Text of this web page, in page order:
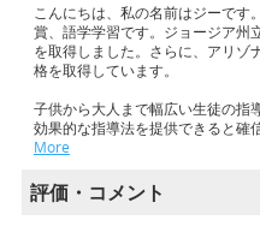
こんにちは、私の名前はジーです
賞、語学学習です。ジョージア州
を取得しました。さらに、アリゾ
格を取得しています。
子供から大人まで幅広い生徒の指
効果的な指導法を提供できると確
More
評価・コメント